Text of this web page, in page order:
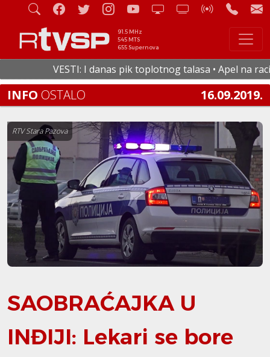
91.5 MHz
545 MTS
655 Supernova
VESTI: I danas pik toplotnog talasa • Apel na
INFO OSTALO 16.09.2019.
RTV Stara Pazova
SAOBRAĆAJKA U
INĐIJI: Lekari se bore